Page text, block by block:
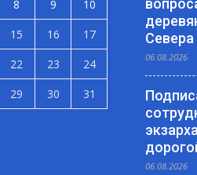
8 9
10
15 16
17
22 23
24
29 30
31
Севера
06.08.2026
06.08.2026